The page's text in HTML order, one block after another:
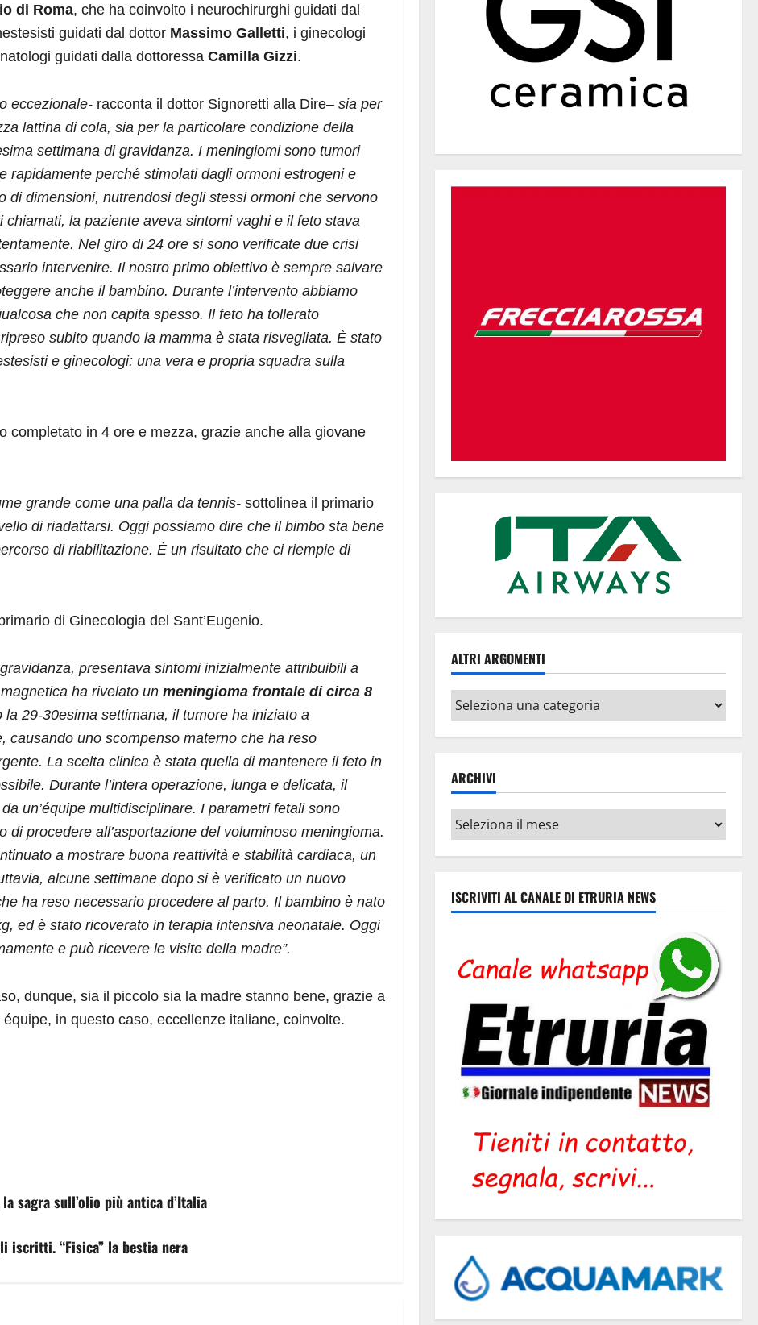
di Roma, che ha coinvolto i neurochirurghi guidati dal
guidati dal dottor Massimo Galletti, i ginecologi
guidati dalla dottoressa Camilla Gizzi.
eccezionale- racconta il dottor Signoretti alla Dire– sia per
lattina di cola, sia per la particolare condizione della
settimana di gravidanza. I meningiomi sono tumori
rapidamente perché stimolati dagli ormoni estrogeni e
di dimensioni, nutrendosi degli stessi ormoni che servono
la paziente aveva sintomi vaghi e il feto stava
Nel giro di 24 ore si sono verificate due crisi
intervenire. Il nostro primo obiettivo è sempre salvare
anche il bambino. Durante l’intervento abbiamo
che non capita spesso. Il feto ha tollerato
subito quando la mamma è stata risvegliata. È stato
e ginecologi: una vera e propria squadra sulla
completato in 4 ore e mezza, grazie anche alla giovane
grande come una palla da tennis- sottolinea il primario
di riadattarsi. Oggi possiamo dire che il bimbo sta bene
di riabilitazione. È un risultato che ci riempie di
di Ginecologia del Sant’Eugenio.
presentava sintomi inizialmente attribuibili a
ha rivelato un meningioma frontale di circa 8
la 29-30esima settimana, il tumore ha iniziato a
causando uno scompenso materno che ha reso
La scelta clinica è stata quella di mantenere il feto in
Durante l’intera operazione, lunga e delicata, il
un’équipe multidisciplinare. I parametri fetali sono
procedere all’asportazione del voluminoso meningioma.
a mostrare buona reattività e stabilità cardiaca, un
alcune settimane dopo si è verificato un nuovo
ha reso necessario procedere al parto. Il bambino è nato
ed è stato ricoverato in terapia intensiva neonatale. Oggi
e può ricevere le visite della madre”.
dunque, sia il piccolo sia la madre stanno bene, grazie a
in questo caso, eccellenze italiane, coinvolte.
sagra sull’olio più antica d’Italia
iscritti. “Fisica” la bestia nera
ALTRI ARGOMENTI
Altri
argomenti
ARCHIVI
Archivi
ISCRIVITI AL CANALE DI ETRURIA NEWS